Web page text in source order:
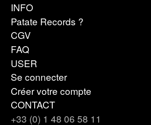
INFO
Patate Records ?
CGV
FAQ
USER
Se connecter
Créer votre compte
CONTACT
+33 (0) 1 48 06 58 11